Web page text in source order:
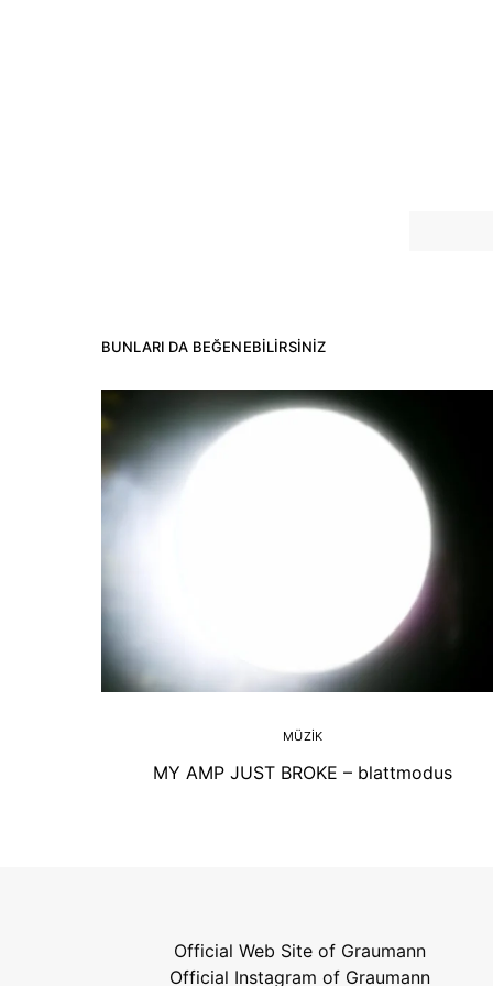
BUNLARI DA BEĞENEBILIRSINIZ
MÜZIK
MY AMP JUST BROKE – blattmodus
Official Web Site of Graumann
Official Instagram of Graumann